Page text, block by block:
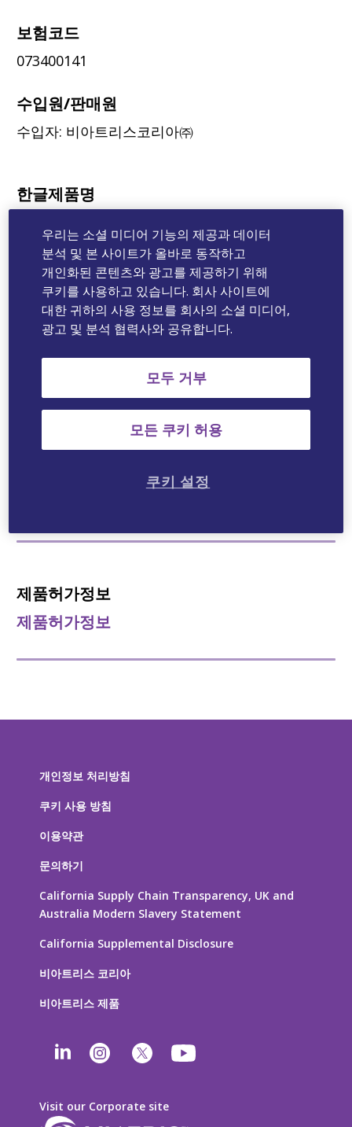
보험코드
073400141
수입원/판매원
수입자: 비아트리스코리아㈜
한글제품명
영문제품명
Xalatan®50μg/mL RT
한글성분명
라타노프로스트
영문성분명
제품허가정보
제품허가정보
개인정보 처리방침
쿠키 사용 방침
이용약관
문의하기
California Supply Chain Transparency, UK and
Australia Modern Slavery Statement
California Supplemental Disclosure
비아트리스 코리아
비아트리스 제품
Visit our Corporate site
우리는 소셜 미디어 기능의 제공과 데이터
분석 및 본 사이트가 올바로 동작하고
개인화된 콘텐츠와 광고를 제공하기 위해
쿠키를 사용하고 있습니다. 회사 사이트에
대한 귀하의 사용 정보를 회사의 소셜 미디어,
광고 및 분석 협력사와 공유합니다.
모두 거부
모든 쿠키 허용
쿠키 설정